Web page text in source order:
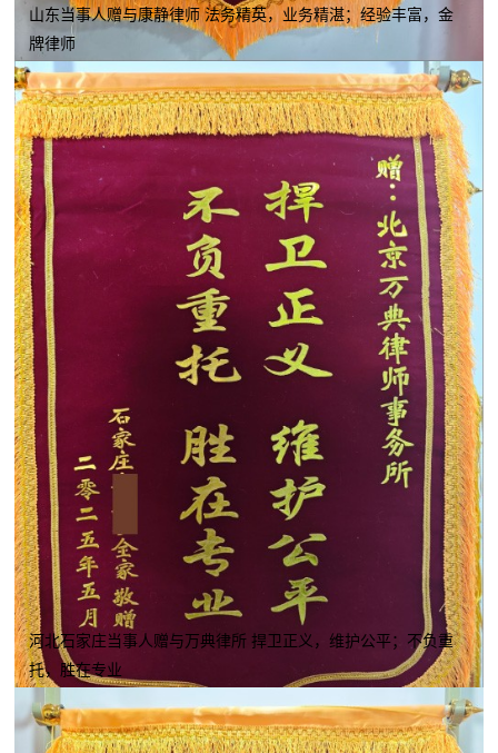
山东当事人赠与康静律师 法务精英，业务精湛；经验丰富，金
牌律师
河北石家庄当事人赠与万典律所 捍卫正义，维护公平；不负重
托，胜在专业